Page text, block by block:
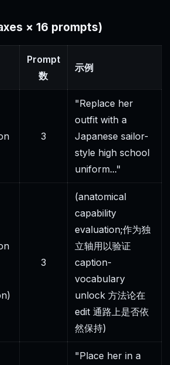
× 16 prompts)
Prompt
数
示例
3
"Replace her
outfit with a
Japanese sailor-
style high school
uniform..."
3
(anatomical
capability
evaluation;作为独
立轴用以验证
caption-
vocabulary
unlock 方法论在
edit 通路上是否依
然保持)
"Place her in a